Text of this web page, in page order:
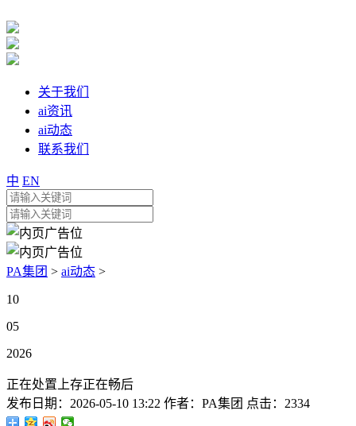
关于我们
ai资讯
ai动态
联系我们
中 EN
PA集团 > ai动态 >
10
05
2026
正在处置上存正在畅后
发布日期： 2026-05-10 13:22 作者： PA集团 点击： 2334